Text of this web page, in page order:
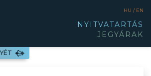
HU / EN
NYITVATARTÁS
JEGYÁRAK